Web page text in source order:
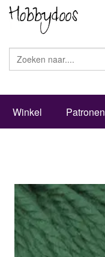
Winkel Patronen